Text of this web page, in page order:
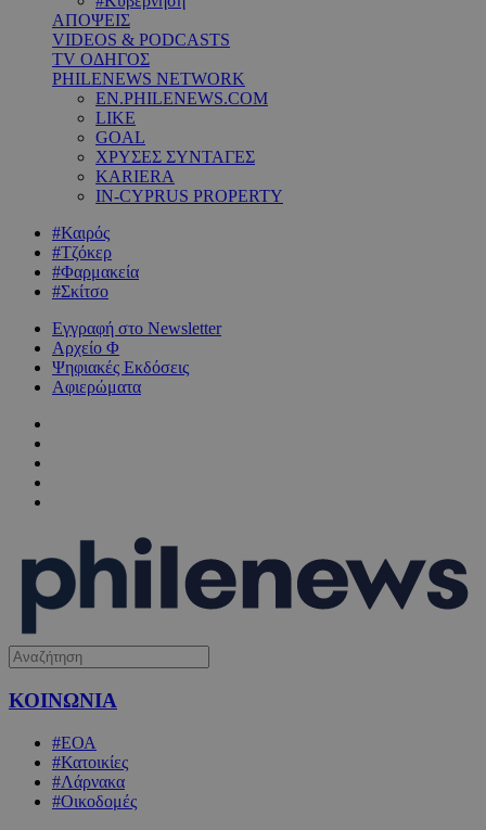
ΑΠΟΨΕΙΣ
VIDEOS & PODCASTS
TV ΟΔΗΓΟΣ
PHILENEWS NETWORK
EN.PHILENEWS.COM
LIKE
GOAL
ΧΡΥΣΕΣ ΣΥΝΤΑΓΕΣ
KARIERA
IN-CYPRUS PROPERTY
#Καιρός
#Τζόκερ
#Φαρμακεία
#Σκίτσο
Εγγραφή στο Newsletter
Αρχείο Φ
Ψηφιακές Εκδόσεις
Αφιερώματα
ΚΟΙΝΩΝΙΑ
#ΕΟΑ
#Κατοικίες
#Λάρνακα
#Οικοδομές